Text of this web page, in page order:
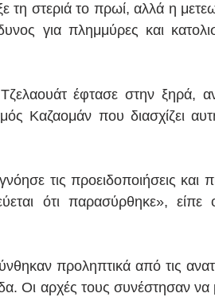
τη στεριά το πρωί, αλλά η
για πλημμύρες και
έφτασε στην ξηρά,
Καζαομάν που διασχίζει
τις προειδοποιήσεις και
ότι παρασύρθηκε», είπε
προληπτικά από τις
Οι αρχές τους συνέστησαν